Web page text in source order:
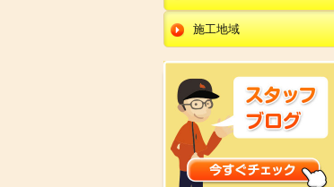
新加賀店
金津店
朝日店
羽咋店
金沢田上店
施工地域